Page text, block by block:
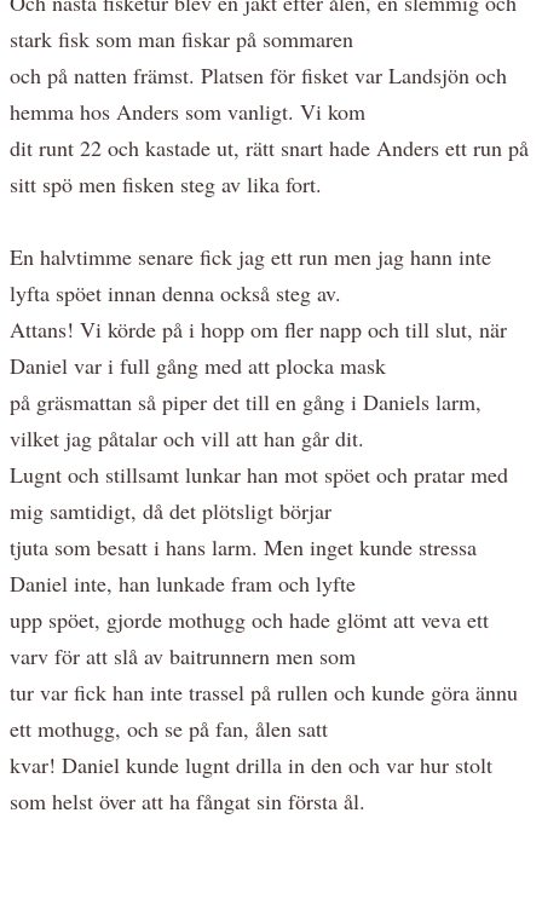
stark fisk som man fiskar på sommaren
och på natten främst. Platsen för fisket var Landsjön och
hemma hos Anders som vanligt. Vi kom
dit runt 22 och kastade ut, rätt snart hade Anders ett run på
sitt spö men fisken steg av lika fort.
En halvtimme senare fick jag ett run men jag hann inte
lyfta spöet innan denna också steg av.
Attans! Vi körde på i hopp om fler napp och till slut, när
Daniel var i full gång med att plocka mask
på gräsmattan så piper det till en gång i Daniels larm,
vilket jag påtalar och vill att han går dit.
Lugnt och stillsamt lunkar han mot spöet och pratar med
mig samtidigt, då det plötsligt börjar
tjuta som besatt i hans larm. Men inget kunde stressa
Daniel inte, han lunkade fram och lyfte
upp spöet, gjorde mothugg och hade glömt att veva ett
varv för att slå av baitrunnern men som
tur var fick han inte trassel på rullen och kunde göra ännu
ett mothugg, och se på fan, ålen satt
kvar! Daniel kunde lugnt drilla in den och var hur stolt
som helst över att ha fångat sin första ål.